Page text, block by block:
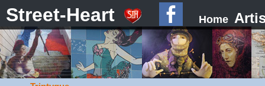
Street-Heart Home